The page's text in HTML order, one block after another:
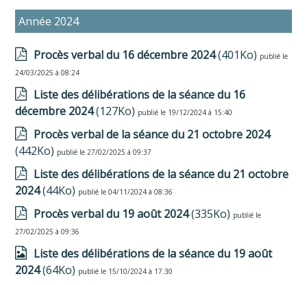
Année 2024
Procès verbal du 16 décembre 2024(401Ko) publié le
24/03/2025 à 08:24
Liste des délibérations de la séance du 16
décembre 2024(127Ko) publié le 19/12/2024 à 15:40
Procès verbal de la séance du 21 octobre 2024
(442Ko) publié le 27/02/2025 à 09:37
Liste des délibérations de la séance du 21 octobre
2024(44Ko) publié le 04/11/2024 à 08:36
Procès verbal du 19 août 2024(335Ko) publié le
27/02/2025 à 09:36
Liste des délibérations de la séance du 19 août
2024(64Ko) publié le 15/10/2024 à 17:30